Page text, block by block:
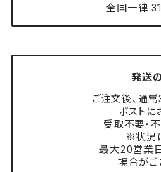
全国一律
発送
ご注文後、通
ポストに
受取不要・
※状況
最大20営業
場合がご